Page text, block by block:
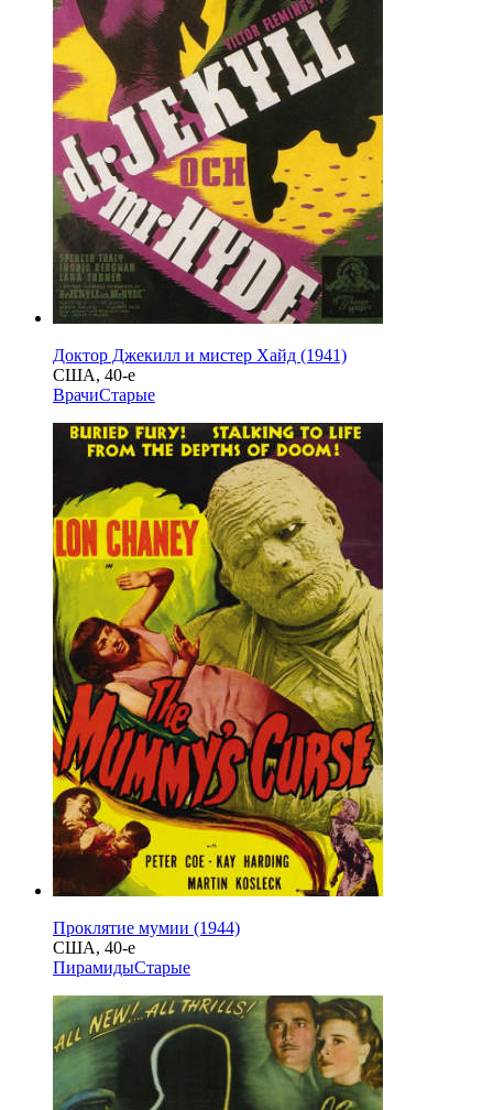
Доктор Джекилл и мистер Хайд (1941)
США, 40-е
ВрачиСтарые
Проклятие мумии (1944)
США, 40-е
ПирамидыСтарые